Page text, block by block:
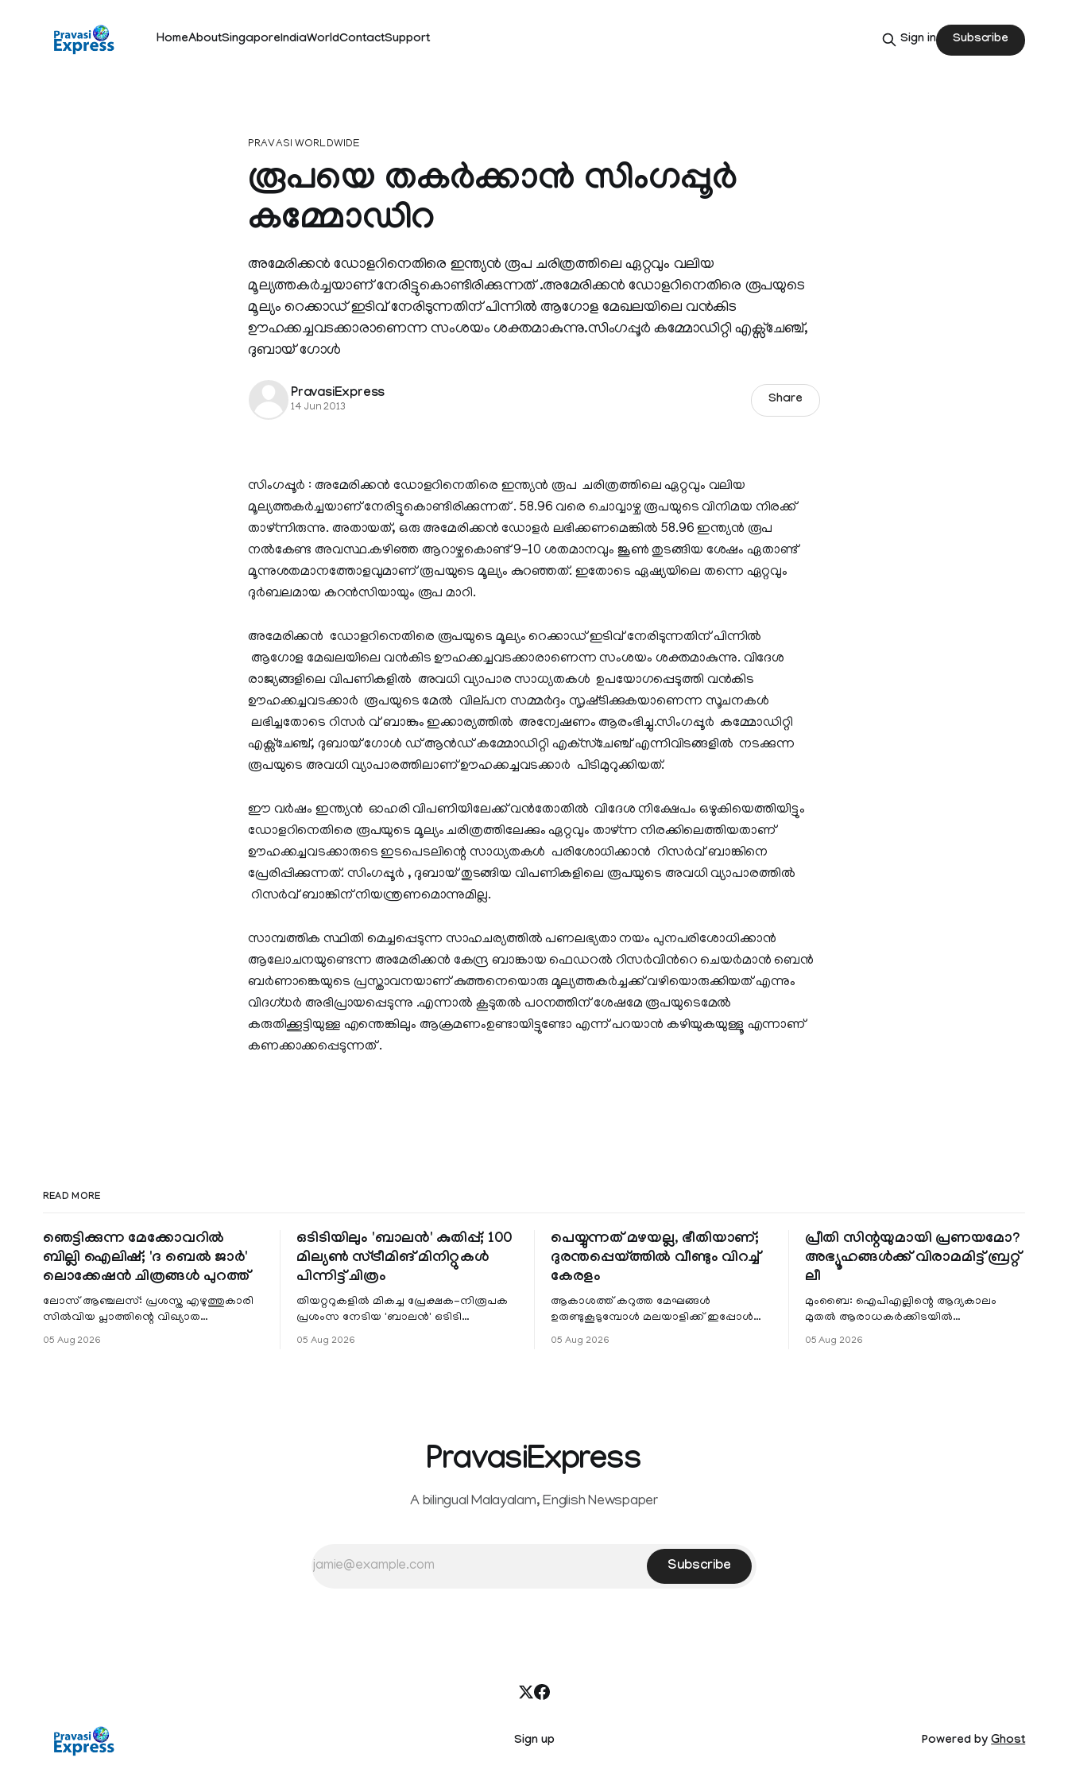
HomeAboutSingaporeIndiaWorldContactSupport Sign in Subscribe
PRAVASI WORLDWIDE
രൂപയെ തകര്‍ക്കാന്‍ സിംഗപ്പൂര്‍
കമ്മോഡിറ
അമേരിക്കന്‍ ഡോളറിനെതിരെ ഇന്ത്യന്‍ രൂപ ചരിത്രത്തിലെ ഏറ്റവും വലിയ
മൂല്യത്തകര്‍ച്ചയാണ് നേരിട്ടുകൊണ്ടിരിക്കുന്നത് .അമേരിക്കന്‍ ഡോളറിനെതിരെ രൂപയുടെ
മൂല്യം റെക്കാഡ് ഇടിവ് നേരിടുന്നതിന് പിന്നില്‍ ആഗോള മേഖലയിലെ വൻകിട
ഊഹക്കച്ചവടക്കാരാണെന്ന സംശയം ശക്തമാകുന്നു.സിംഗപ്പൂര്‍ കമ്മോഡിറ്റി എക്സ്‌ചേഞ്ച്,
ദുബായ് ഗോള്‍
PravasiExpress
14 Jun 2013
Share
സിംഗപ്പൂര്‍ : അമേരിക്കന്‍ ഡോളറിനെതിരെ ഇന്ത്യന്‍ രൂപ ചരിത്രത്തിലെ ഏറ്റവും വലിയ
മൂല്യത്തകര്‍ച്ചയാണ് നേരിട്ടുകൊണ്ടിരിക്കുന്നത് . 58.96 വരെ ചൊവ്വാഴ്ച രൂപയുടെ വിനിമയ നിരക്ക്
താഴ്ന്നിരുന്നു. അതായത്, ഒരു അമേരിക്കന്‍ ഡോളര്‍ ലഭിക്കണമെങ്കില്‍ 58.96 ഇന്ത്യന്‍ രൂപ
നല്‍കേണ്ട അവസ്ഥ.കഴിഞ്ഞ ആറാഴ്ചകൊണ്ട് 9-10 ശതമാനവും ജൂണ്‍ തുടങ്ങിയ ശേഷം ഏതാണ്ട്
മൂന്നുശതമാനത്തോളവുമാണ് രൂപയുടെ മൂല്യം കുറഞ്ഞത്. ഇതോടെ ഏഷ്യയിലെ തന്നെ ഏറ്റവും
ദുര്‍ബലമായ കറന്‍സിയായും രൂപ മാറി.
അമേരിക്കന്‍ ഡോളറിനെതിരെ രൂപയുടെ മൂല്യം റെക്കാഡ് ഇടിവ് നേരിടുന്നതിന് പിന്നില്‍
ആഗോള മേഖലയിലെ വൻകിട ഊഹക്കച്ചവടക്കാരാണെന്ന സംശയം ശക്തമാകുന്നു. വിദേശ
രാജ്യങ്ങളിലെ വിപണികളില്‍ അവധി വ്യാപാര സാധ്യതകള്‍ ഉപയോഗപ്പെടുത്തി വന്‍കിട
ഊഹക്കച്ചവടക്കാര്‍ രൂപയുടെ മേല്‍ വില്‌പന സമ്മര്‍ദ്ദം സൃഷ്‌ടിക്കുകയാണെന്ന സൂചനകള്‍
ലഭിച്ചതോടെ റിസര്‍ വ് ബാങ്കും ഇക്കാര്യത്തില്‍ അന്വേഷണം ആരംഭിച്ചു.സിംഗപ്പൂര്‍ കമ്മോഡിറ്റി
എക്സ്‌ചേഞ്ച്, ദുബായ് ഗോള്‍ ഡ് ആന്‍ഡ് കമ്മോഡിറ്റി എക്‌സ്‌ചേഞ്ച് എന്നിവിടങ്ങളില്‍ നടക്കുന്ന
രൂപയുടെ അവധി വ്യാപാരത്തിലാണ് ഊഹക്കച്ചവടക്കാര്‍ പിടിമുറുക്കിയത്.
ഈ വര്‍ഷം ഇന്ത്യന്‍ ഓഹരി വിപണിയിലേക്ക് വന്‍തോതില്‍ വിദേശ നിക്ഷേപം ഒഴുകിയെത്തിയിട്ടും
ഡോളറിനെതിരെ രൂപയുടെ മൂല്യം ചരിത്രത്തിലേക്കും ഏറ്റവും താഴ്ന്ന നിരക്കിലെത്തിയതാണ്
ഊഹക്കച്ചവടക്കാരുടെ ഇടപെടലിന്റെ സാധ്യതകള്‍ പരിശോധിക്കാന്‍ റിസര്‍വ് ബാങ്കിനെ
പ്രേരിപ്പിക്കുന്നത്. സിംഗപ്പൂര്‍ , ദുബായ് തുടങ്ങിയ വിപണികളിലെ രൂപയുടെ അവധി വ്യാപാരത്തില്‍
റിസർവ് ബാങ്കിന് നിയന്ത്രണമൊന്നുമില്ല.
സാമ്പത്തിക സ്ഥിതി മെച്ചപ്പെടുന്ന സാഹചര്യത്തില്‍ പണലഭ്യതാ നയം പുനപരിശോധിക്കാന്‍
ആലോചനയുണ്ടെന്ന അമേരിക്കന്‍ കേന്ദ്ര ബാങ്കായ ഫെഡറല്‍ റിസര്‍വിന്‍റെ ചെയര്‍മാന്‍ ബെന്‍
ബര്‍ണാങ്കെയുടെ പ്രസ്താവനയാണ് കുത്തനെയൊരു മൂല്യത്തകര്‍ച്ചക്ക് വഴിയൊരുക്കിയത് എന്നും
വിദഗ്ധര്‍ അഭിപ്രായപ്പെടുന്നു .എന്നാല്‍ കൂടുതല്‍ പഠനത്തിന് ശേഷമേ രൂപയുടെമേല്‍
കരുതിക്കൂട്ടിയുള്ള എന്തെങ്കിലും ആക്രമണംഉണ്ടായിട്ടുണ്ടോ എന്ന് പറയാന്‍ കഴിയുകയുള്ളൂ എന്നാണ്
കണക്കാക്കപ്പെടുന്നത് .
READ MORE
ഞെട്ടിക്കുന്ന മേക്കോവറിൽ
ബില്ലി ഐലിഷ്; 'ദ ബെൽ ജാർ'
ലൊക്കേഷൻ ചിത്രങ്ങൾ പുറത്ത്
ലോസ് ആഞ്ചലസ്: പ്രശസ്ത എഴുത്തുകാരി
സിൽവിയ പ്ലാത്തിന്റെ വിഖ്യാത
ബെൽ ജാർ' എന്ന ചിത്രത്തി
05 Aug 2026
ഒടിടിയിലും 'ബാലൻ' കുതിപ്പ്; 100
മില്യൺ സ്ട്രീമിങ് മിനിറ്റുകൾ
പിന്നിട്ട് ചിത്രം
തിയറ്ററുകളിൽ മികച്ച പ്രേക്ഷക-നിരൂപക
പ്രശംസ നേടിയ 'ബാലൻ' ഒടിടി
തുടരുന്നു. സീ5-ൽ
05 Aug 2026
പെയ്യുന്നത് മഴയല്ല, ഭീതിയാണ്;
ദുരന്തപ്പെയ്ത്തിൽ വീണ്ടും വിറച്ച്
കേരളം
ആകാശത്ത് കറുത്ത മേഘങ്ങൾ
ഉരുണ്ടുകൂടുമ്പോൾ മലയാളിക്ക് ഇപ്പോൾ
വിറയലാണ്. മഴ ഒരുകാലത്ത്
05 Aug 2026
പ്രീതി സിന്റയുമായി പ്രണയമോ?
അഭ്യൂഹങ്ങൾക്ക് വിരാമമിട്ട് ബ്രറ്റ്
ലീ
മുംബൈ: ഐപിഎല്ലിന്റെ ആദ്യകാലം
മുതൽ ആരാധകർക്കിടയിൽ
പ്രണയ അഭ്യൂഹങ്ങൾ തള്ളി മുൻ
05 Aug 2026
PravasiExpress
A bilingual Malayalam, English Newspaper
Subscribe
Sign up Powered byGhost